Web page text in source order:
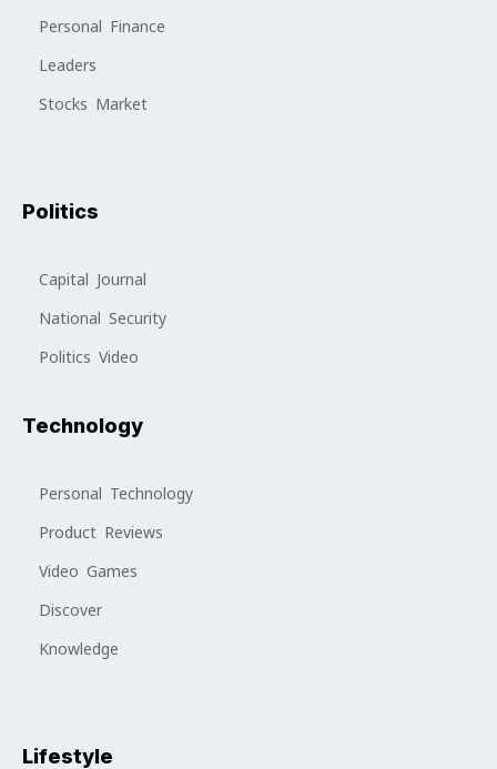
Personal Finance
Leaders
Stocks Market
Politics
Capital Journal
National Security
Politics Video
Technology
Personal Technology
Product Reviews
Video Games
Discover
Knowledge
Lifestyle